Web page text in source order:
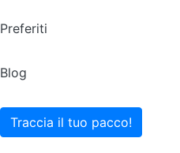
Preferiti
Blog
Traccia il tuo pacco!